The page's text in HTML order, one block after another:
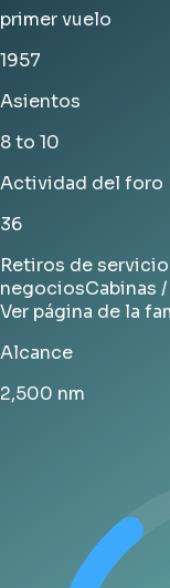
primer vuelo
1957
Asientos
8 to 10
Actividad del foro
36
Retiros de servicio
negociosCabinas
Ver página de la
Alcance
2,500 nm